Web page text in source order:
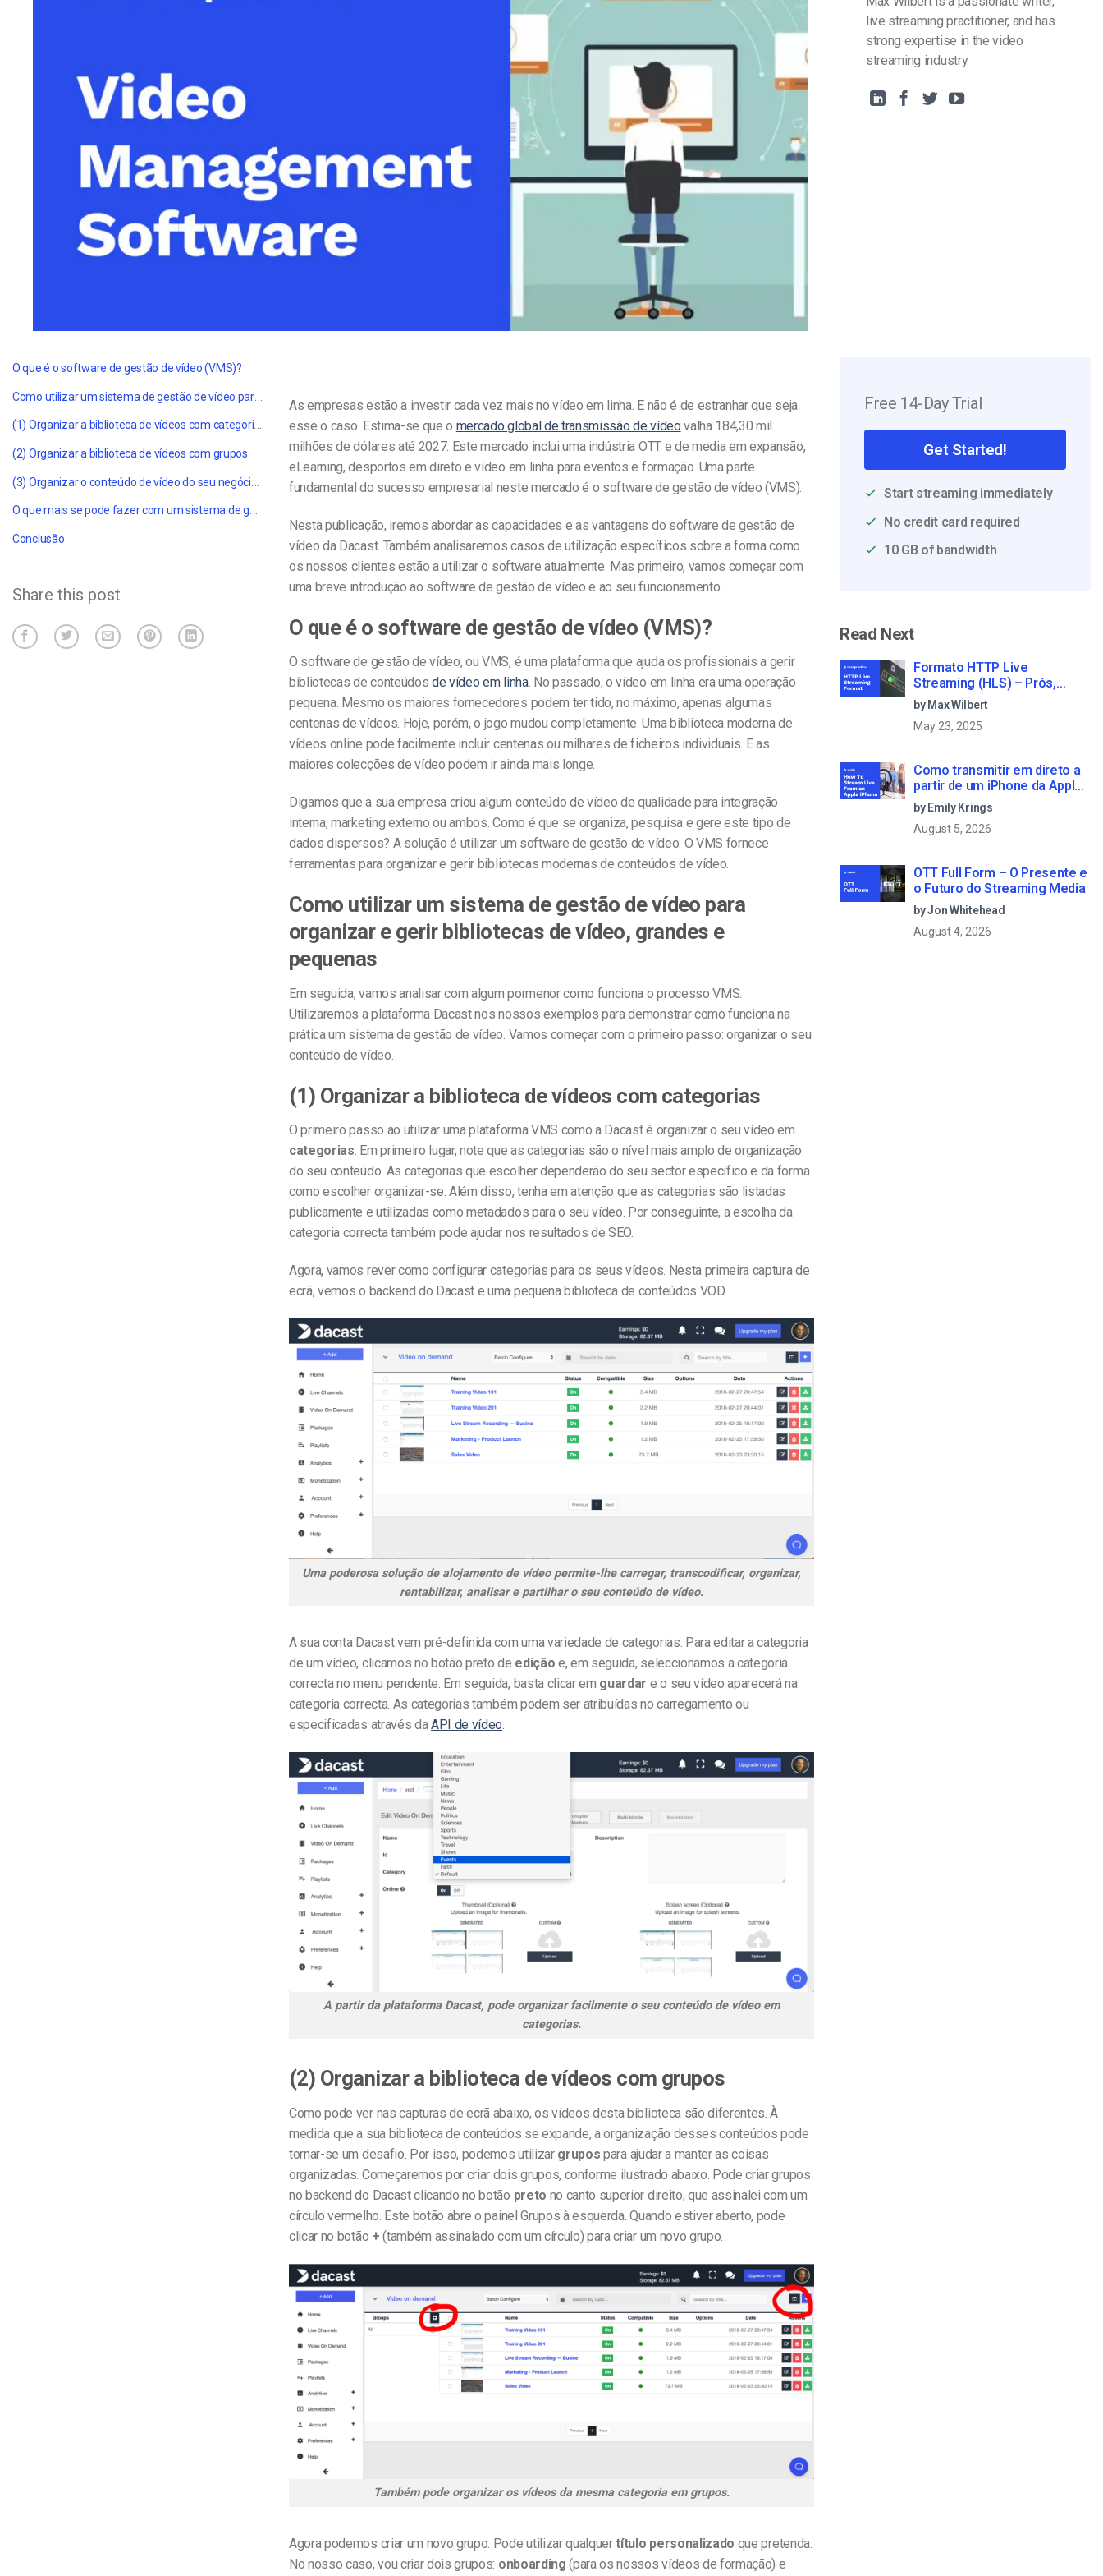
Monetização de Vídeo
Marketing em Vídeo
live streaming practitioner, and has
strong expertise in the video
streaming industry.
O que é o software de gestão de vídeo (VMS)?
Como utilizar um sistema de gestão de vídeo para organizar e gerir bibliotecas de vídeo, grandes e pequenas
(1) Organizar a biblioteca de vídeos com categorias
(2) Organizar a biblioteca de vídeos com grupos
O que mais se pode fazer com um sistema de gestão de vídeo?
Conclusão
Share this post
As empresas estão a investir cada vez mais no vídeo em linha. E não é de estranhar que seja
esse o caso. Estima-se que o mercado global de transmissão de vídeo valha 184,30 mil
milhões de dólares até 2027. Este mercado inclui uma indústria OTT e de media em expansão,
eLearning, desportos em direto e vídeo em linha para eventos e formação. Uma parte
fundamental do sucesso empresarial neste mercado é o software de gestão de vídeo (VMS).
Nesta publicação, iremos abordar as capacidades e as vantagens do software de gestão de
vídeo da Dacast. Também analisaremos casos de utilização específicos sobre a forma como
os nossos clientes estão a utilizar o software atualmente. Mas primeiro, vamos começar com
uma breve introdução ao software de gestão de vídeo e ao seu funcionamento.
O que é o software de gestão de vídeo (VMS)?
O software de gestão de vídeo, ou VMS, é uma plataforma que ajuda os profissionais a gerir
bibliotecas de conteúdos de vídeo em linha. No passado, o vídeo em linha era uma operação
pequena. Mesmo os maiores fornecedores podem ter tido, no máximo, apenas algumas
centenas de vídeos. Hoje, porém, o jogo mudou completamente. Uma biblioteca moderna de
vídeos online pode facilmente incluir centenas ou milhares de ficheiros individuais. E as
maiores colecções de vídeo podem ir ainda mais longe.
Digamos que a sua empresa criou algum conteúdo de vídeo de qualidade para integração
interna, marketing externo ou ambos. Como é que se organiza, pesquisa e gere este tipo de
dados dispersos? A solução é utilizar um software de gestão de vídeo. O VMS fornece
ferramentas para organizar e gerir bibliotecas modernas de conteúdos de vídeo.
Como utilizar um sistema de gestão de vídeo para
organizar e gerir bibliotecas de vídeo, grandes e
pequenas
Em seguida, vamos analisar com algum pormenor como funciona o processo VMS.
Utilizaremos a plataforma Dacast nos nossos exemplos para demonstrar como funciona na
prática um sistema de gestão de vídeo. Vamos começar com o primeiro passo: organizar o seu
conteúdo de vídeo.
(1) Organizar a biblioteca de vídeos com categorias
O primeiro passo ao utilizar uma plataforma VMS como a Dacast é organizar o seu vídeo em
categorias. Em primeiro lugar, note que as categorias são o nível mais amplo de organização
do seu conteúdo. As categorias que escolher dependerão do seu sector específico e da forma
como escolher organizar-se. Além disso, tenha em atenção que as categorias são listadas
publicamente e utilizadas como metadados para o seu vídeo. Por conseguinte, a escolha da
categoria correcta também pode ajudar nos resultados de SEO.
Agora, vamos rever como configurar categorias para os seus vídeos. Nesta primeira captura de
ecrã, vemos o backend do Dacast e uma pequena biblioteca de conteúdos VOD.
Uma poderosa solução de alojamento de vídeo permite-lhe carregar, transcodificar, organizar,
rentabilizar, analisar e partilhar o seu conteúdo de vídeo.
A sua conta Dacast vem pré-definida com uma variedade de categorias. Para editar a categoria
de um vídeo, clicamos no botão preto de edição e, em seguida, seleccionamos a categoria
correcta no menu pendente. Em seguida, basta clicar em guardar e o seu vídeo aparecerá na
categoria correcta. As categorias também podem ser atribuídas no carregamento ou
especificadas através daAPI de vídeo.
A partir da plataforma Dacast, pode organizar facilmente o seu conteúdo de vídeo em
categorias.
(2) Organizar a biblioteca de vídeos com grupos
Como pode ver nas capturas de ecrã abaixo, os vídeos desta biblioteca são diferentes. À
medida que a sua biblioteca de conteúdos se expande, a organização desses conteúdos pode
tornar-se um desafio. Por isso, podemos utilizar grupos para ajudar a manter as coisas
organizadas. Começaremos por criar dois grupos, conforme ilustrado abaixo. Pode criar grupos
no backend do Dacast clicando no botão preto no canto superior direito, que assinalei com um
círculo vermelho. Este botão abre o painel Grupos à esquerda. Quando estiver aberto, pode
clicar no botão + (também assinalado com um círculo) para criar um novo grupo.
Também pode organizar os vídeos da mesma categoria em grupos.
Agora podemos criar um novo grupo. Pode utilizar qualquertítulo personalizado que pretenda.
No nosso caso, vou criar dois grupos: onboarding (para os nossos vídeos de formação) e
Free 14-Day Trial
Get Started!
Start streaming immediately
No credit card required
10 GB of bandwidth
Read Next
Formato HTTP Live
Streaming (HLS) – Prós,
contras e como funciona
by Max Wilbert
May 23, 2025
Como transmitir em direto a
partir de um iPhone da Apple
em 6 passos simples
by Emily Krings
August 5, 2026
OTT Full Form – O Presente e
o Futuro do Streaming Media
by Jon Whitehead
August 4, 2026